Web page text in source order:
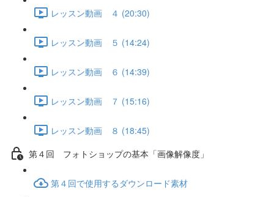
レッスン動画 ４ (20:30)
レッスン動画 ５ (14:24)
レッスン動画 ６ (14:39)
レッスン動画 ７ (15:16)
レッスン動画 ８ (18:45)
第４回 フォトショップの基本「画像解像度」
第４回で使用するダウンロード素材